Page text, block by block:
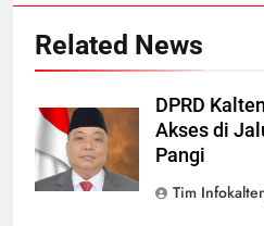
Related News
DPRD
Akses di
Pangi
Tim